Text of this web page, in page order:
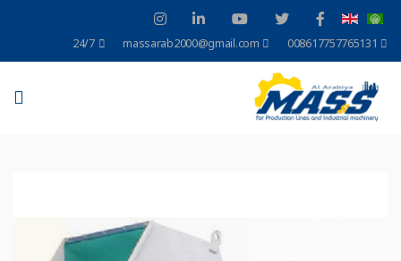
008617757765131
massarab2000@gmail.com
24/7